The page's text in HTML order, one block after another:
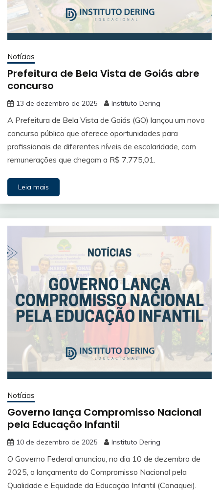
Notícias
Prefeitura de Bela Vista de Goiás abre
concurso
13 de dezembro de 2025 Instituto Dering
A Prefeitura de Bela Vista de Goiás (GO) lançou um novo
concurso público que oferece oportunidades para
profissionais de diferentes níveis de escolaridade, com
remunerações que chegam a R$ 7.775,01.
Leia mais
Notícias
Governo lança Compromisso Nacional
pela Educação Infantil
10 de dezembro de 2025 Instituto Dering
O Governo Federal anunciou, no dia 10 de dezembro de
2025, o lançamento do Compromisso Nacional pela
Qualidade e Equidade da Educação Infantil (Conaquei).